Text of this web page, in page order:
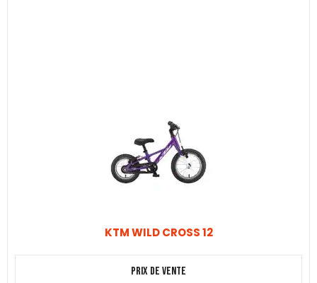
KTM WILD CROSS 12
Prix de vente